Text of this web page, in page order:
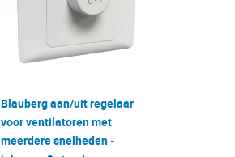
Blauberg aan/uit regelaar
voor ventilatoren met
meerdere snelheden -